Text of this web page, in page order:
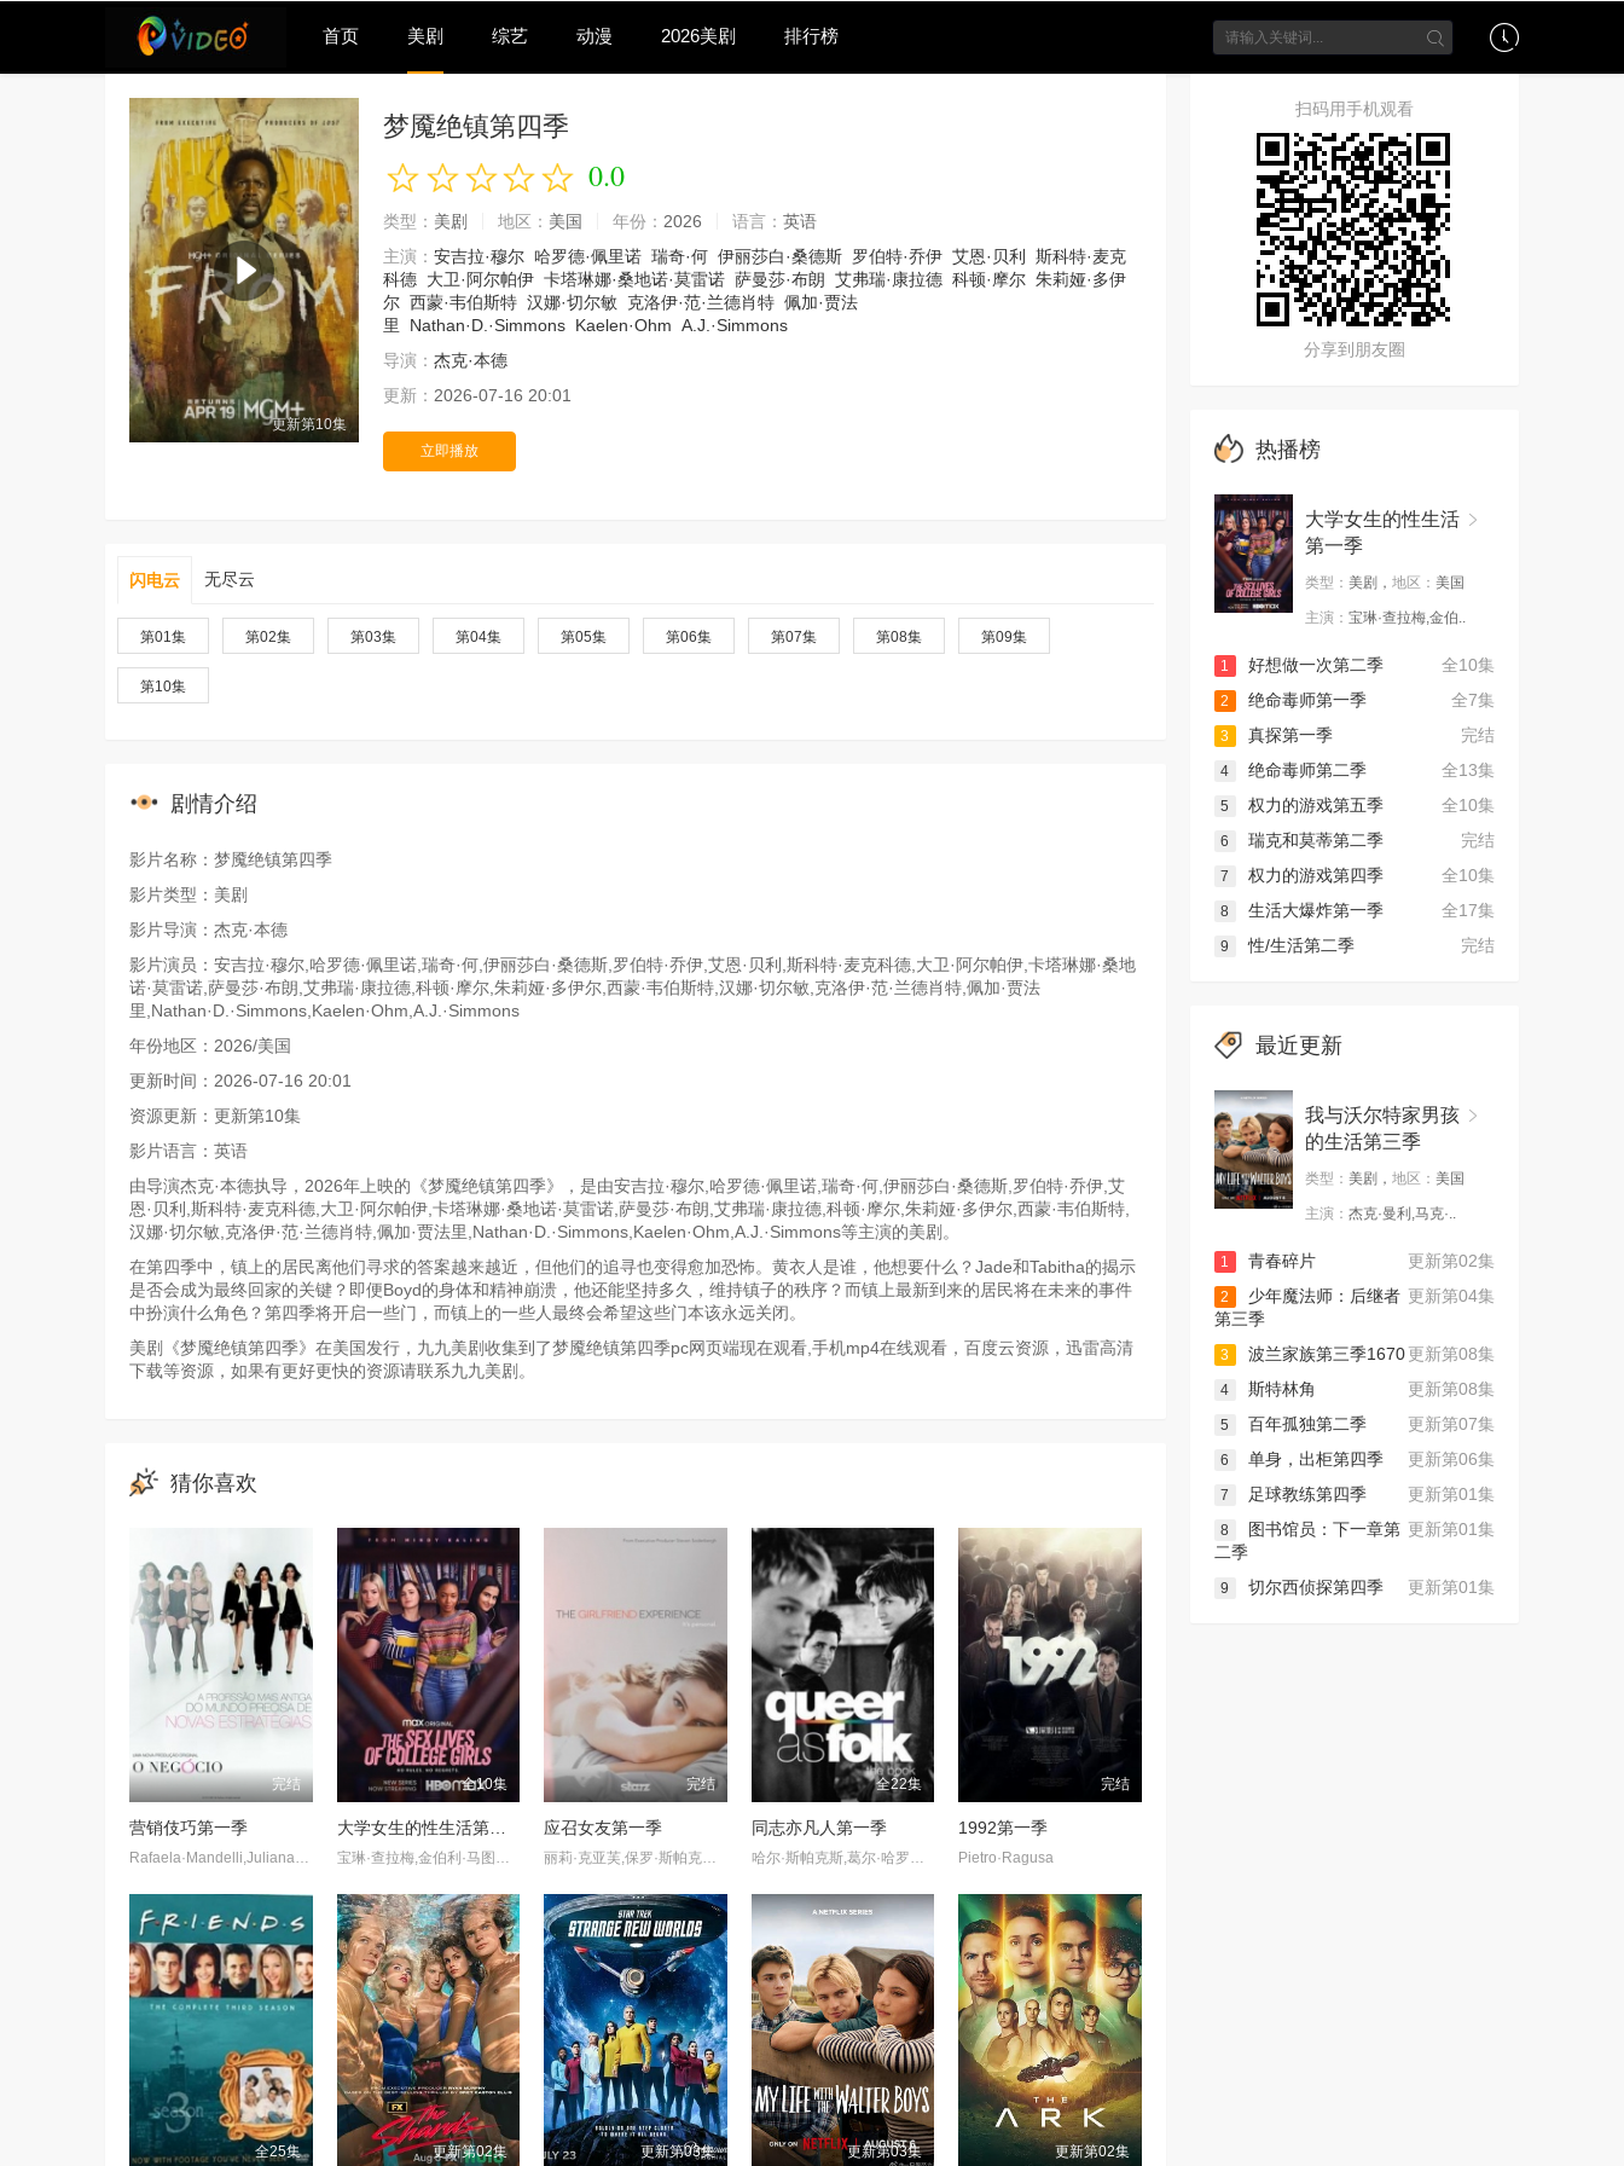
首页 美剧 综艺 动漫 2026美剧 排行榜
更新第10集
梦魇绝镇第四季
0.0
类型： 美剧 地区： 美国 年份： 2026 语言： 英语
主演： 安吉拉·穆尔 哈罗德·佩里诺 瑞奇·何 伊丽莎白·桑德斯 罗伯特·乔伊 艾恩·贝利
斯科特·麦克
科德 大卫·阿尔帕伊 卡塔琳娜·桑地诺·莫雷诺 萨曼莎·布朗 艾弗瑞·康拉德 科顿·摩尔 朱莉娅·多伊
尔 西蒙·韦伯斯特 汉娜·切尔敏 克洛伊·范·兰德肖特 佩加·贾法
里
Nathan·D.·Simmons Kaelen·Ohm A.J.·Simmons
导演： 杰克·本德
更新： 2026-07-16 20:01
立即播放
闪电云 无尽云
第01集 第02集 第03集 第04集 第05集 第06集 第07集 第08集 第09集
第10集
剧情介绍
影片名称：梦魇绝镇第四季
影片类型：美剧
影片导演：杰克·本德
影片演员：安吉拉·穆尔,哈罗德·佩里诺,瑞奇·何,伊丽莎白·桑德斯,罗伯特·乔伊,艾恩·贝利,斯科特·麦克科德,大卫·阿尔帕伊,卡塔琳娜·桑地
诺·莫雷诺,萨曼莎·布朗,艾弗瑞·康拉德,科顿·摩尔,朱莉娅·多伊尔,西蒙·韦伯斯特,汉娜·切尔敏,克洛伊·范·兰德肖特,佩加·贾法
里,Nathan·D.·Simmons,Kaelen·Ohm,A.J.·Simmons
年份地区：2026/美国
更新时间：2026-07-16 20:01
资源更新：更新第10集
影片语言：英语
由导演杰克·本德执导，2026年上映的《梦魇绝镇第四季》，是由安吉拉·穆尔,哈罗德·佩里诺,瑞奇·何,伊丽莎白·桑德斯,罗伯特·乔伊,艾
恩·贝利,斯科特·麦克科德,大卫·阿尔帕伊,卡塔琳娜·桑地诺·莫雷诺,萨曼莎·布朗,艾弗瑞·康拉德,科顿·摩尔,朱莉娅·多伊尔,西蒙·韦伯斯特,
汉娜·切尔敏,克洛伊·范·兰德肖特,佩加·贾法里,Nathan·D.·Simmons,Kaelen·Ohm,A.J.·Simmons等主演的美剧。
在第四季中，镇上的居民离他们寻求的答案越来越近，但他们的追寻也变得愈加恐怖。黄衣人是谁，他想要什么？Jade和Tabitha的揭示
是否会成为最终回家的关键？即便Boyd的身体和精神崩溃，他还能坚持多久，维持镇子的秩序？而镇上最新到来的居民将在未来的事件
中扮演什么角色？第四季将开启一些门，而镇上的一些人最终会希望这些门本该永远关闭。
美剧《梦魇绝镇第四季》在美国发行，九九美剧收集到了梦魇绝镇第四季pc网页端现在观看,手机mp4在线观看，百度云资源，迅雷高清
下载等资源，如果有更好更快的资源请联系九九美剧。
猜你喜欢
完结
营销伎巧第一季
Rafaela·Mandelli,Juliana·Schalch,Michelle·Batista,João·Gabriel·Vasconcellos,Gabriel·Godoy,Guilherme·Weber
全10集
大学女生的性生活第一季
宝琳·查拉梅,金伯利·马图拉,米多莉·弗朗西斯,劳伦·斯宾瑟,史蒂芬·瓜里诺,卡维·拉德尼尔,马特·马洛伊,嘉文·莱特伍德,肯尼迪·利·斯洛克姆,马修·戈尔德,莱西·哈特塞尔,罗布·许贝尔,莱克斯·金,佩吉·陆,雪莉·谢波德,妮可·沙利文,吉利安·阿美娜特
完结
应召女友第一季
丽莉·克亚芙,保罗·斯帕克斯,玛丽·莱恩·莱杰斯库,亚历桑德拉·卡斯蒂略,肖恩·本森,德鲁·尼尔森,凯特·林恩·希尔,詹姆斯·吉尔伯特,Kate·Hewlett,Neil·Whitely,Ann·Pirvu
全22集
同志亦凡人第一季
哈尔·斯帕克斯,葛尔·哈罗德,兰迪·哈里森,斯科特·洛威尔,彼得·派格,克里斯·波特,米歇尔·科鲁尼,西娅·吉尔,莎朗·格拉斯,Jack·Wetherall
完结
1992第一季
Pietro·Ragusa
全25集 更新第02集 更新第03集 更新第03集 更新第02集
扫码用手机观看
分享到朋友圈
热播榜
大学女生的性生活
第一季
类型： 美剧， 地区： 美国
主演： 宝琳·查拉梅,金伯..
全10集
1
好想做一次第二季
全7集
2
绝命毒师第一季
完结
3
真探第一季
全13集
4
绝命毒师第二季
全10集
5
权力的游戏第五季
完结
6
瑞克和莫蒂第二季
全10集
7
权力的游戏第四季
全17集
8
生活大爆炸第一季
完结
9 性/生活第二季
最近更新
我与沃尔特家男孩
的生活第三季
类型： 美剧， 地区： 美国
主演： 杰克·曼利,马克·..
更新第02集
1
青春碎片
更新第04集
2
少年魔法师：后继者
第三季
更新第08集
3
波兰家族第三季1670
更新第08集
4
斯特林角
更新第07集
5
百年孤独第二季
更新第06集
6
单身，出柜第四季
更新第01集
7
足球教练第四季
更新第01集
8
图书馆员：下一章第
二季
更新第01集
9 切尔西侦探第四季